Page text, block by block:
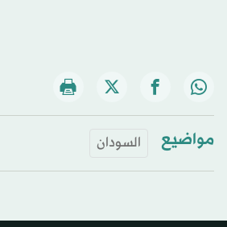
مواضيع السودان